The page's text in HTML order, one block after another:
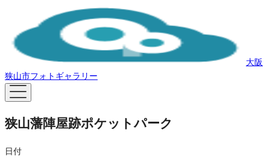
大阪
狭山市フォトギャラリー
狭山藩陣屋跡ポケットパーク
日付